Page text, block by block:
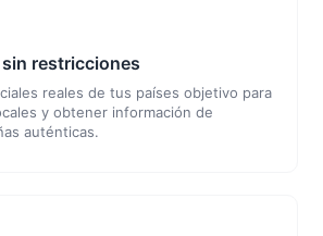
restricciones
reales de tus países objetivo para
y obtener información de
auténticas.